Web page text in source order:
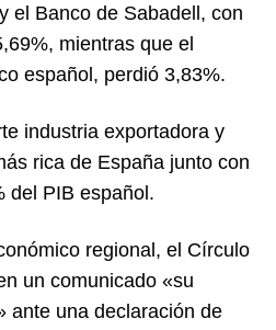
el Banco de Sabadell, con
mientras que el
español, perdió 3,83%.
industria exportadora y
rica de España junto con
del PIB español.
regional, el Círculo
un comunicado «su
ante una declaración de